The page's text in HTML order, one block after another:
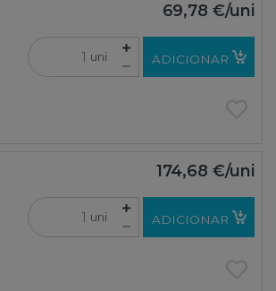
69,78 €/uni
uni ADICIONAR
174,68 €/uni
uni ADICIONAR